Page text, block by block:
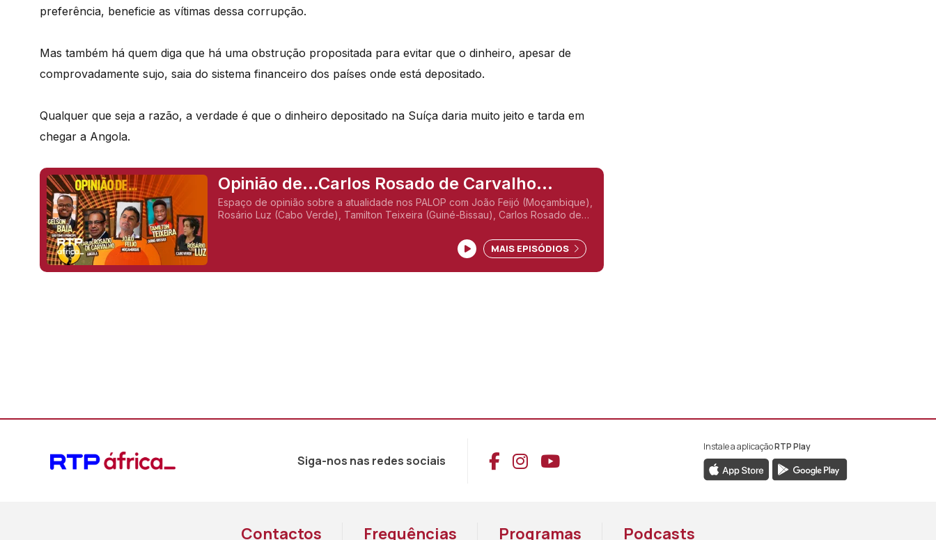
preferência, beneficie as vítimas dessa corrupção.
Mas também há quem diga que há uma obstrução propositada para evitar que o dinheiro, apesar de
comprovadamente sujo, saia do sistema financeiro dos países onde está depositado.
Qualquer que seja a razão, a verdade é que o dinheiro depositado na Suíça daria muito jeito e tarda em
chegar a Angola.
Opinião de...Carlos Rosado de Carvalho
(Angola),
Espaço de opinião sobre a atualidade nos PALOP com João Feijó (Moçambique),
Rosário Luz (Cabo Verde), Tamilton Teixeira (Guiné-Bissau), Carlos Rosado de
MAIS EPISÓDIOS
Siga-nos nas redes sociais Aceder ao Facebook da RTP África
Aceder ao Instagram da RTP África
Aceder ao YouTube da RTP África
Instale a aplicaçãoRTP Play
Contactos Frequências Programas Podcasts